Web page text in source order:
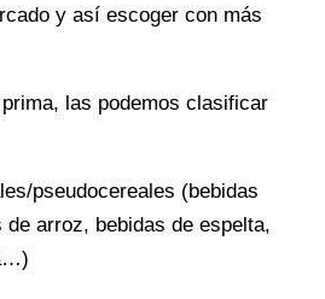
y así escoger con más
las podemos clasificar
pseudocereales (bebidas
de arroz, bebidas de espelta,